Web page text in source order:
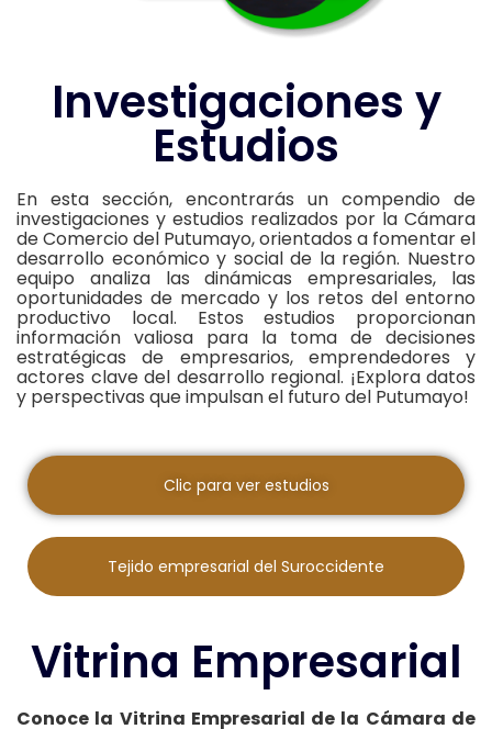
Investigaciones y
Estudios
En esta sección, encontrarás un compendio de
investigaciones y estudios realizados por la Cámara
de Comercio del Putumayo, orientados a fomentar el
desarrollo económico y social de la región. Nuestro
equipo analiza las dinámicas empresariales, las
oportunidades de mercado y los retos del entorno
productivo local. Estos estudios proporcionan
información valiosa para la toma de decisiones
estratégicas de empresarios, emprendedores y
actores clave del desarrollo regional. ¡Explora datos
y perspectivas que impulsan el futuro del Putumayo!
Clic para ver estudios
Tejido empresarial del Suroccidente
Vitrina Empresarial
Conoce la Vitrina Empresarial de la Cámara de